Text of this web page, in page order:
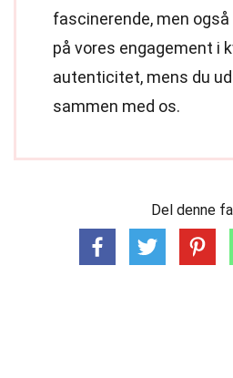
fascinerende, men
på vores engagement i
autenticitet, mens du
sammen med os.
Del denne